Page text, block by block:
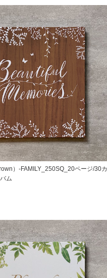
）-FAMILY_250SQ_20ページ/30カ
ム